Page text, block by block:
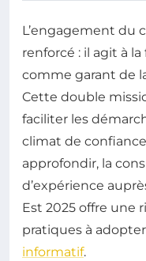
L’engagement du
renforcé : il agit à
comme garant de
Cette double
faciliter les
climat de
approfondir, la
d’expérience
Est 2025 offre une
pratiques à
informatif.